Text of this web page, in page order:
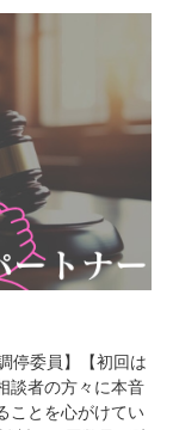
停委員】【初回は
談者の方々に本音
ことを心がけてい